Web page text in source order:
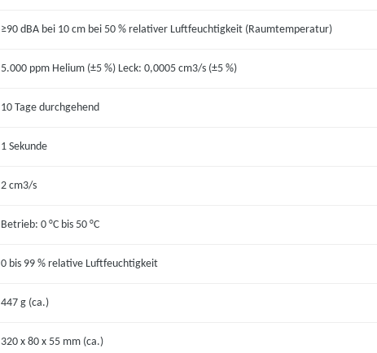
≥90 dBA bei 10 cm bei 50 % relativer Luftfeuchtigkeit (Raumtemperatur)
5.000 ppm Helium (±5 %) Leck: 0,0005 cm3/s (±5 %)
10 Tage durchgehend
1 Sekunde
2 cm3/s
Betrieb: 0 °C bis 50 °C
0 bis 99 % relative Luftfeuchtigkeit
447 g (ca.)
320 x 80 x 55 mm (ca.)